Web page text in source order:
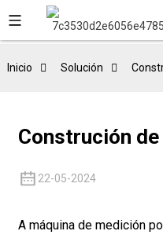
Inicio Solución
Construción
22-05-2024
A máquina de medición